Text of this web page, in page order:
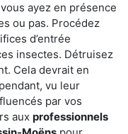
ayez en présence
ou pas. Procédez
d’entrée
insectes. Détruisez
Cela devrait en
vu leur
par vos
aux professionnels